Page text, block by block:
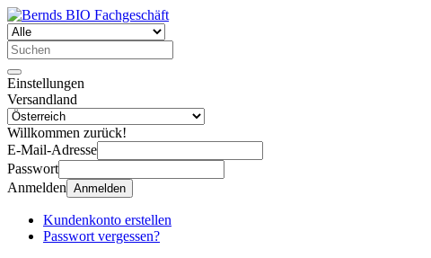
Einstellungen
Versandland
Willkommen zurück!
E-Mail-Adresse
Passwort
Anmelden Anmelden
Kundenkonto erstellen
Passwort vergessen?